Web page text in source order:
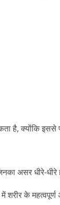
है, क्योंकि
असर धीरे-
के